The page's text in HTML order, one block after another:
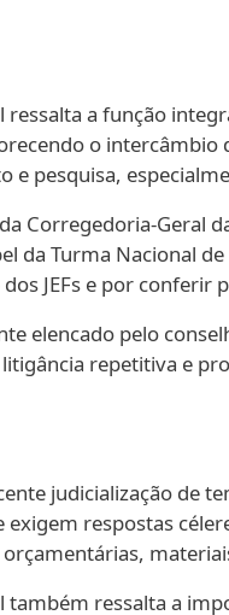
ressalta a função
o
e pesquisa,
Corregedoria-Geral
da Turma Nacional
JEFs e por conferir
elencado pelo
repetitiva e
judicialização de
respostas
ressalta a